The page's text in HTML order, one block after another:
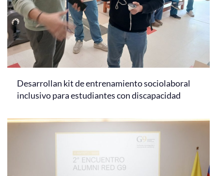
Desarrollan kit de entrenamiento sociolaboral
inclusivo para estudiantes con discapacidad